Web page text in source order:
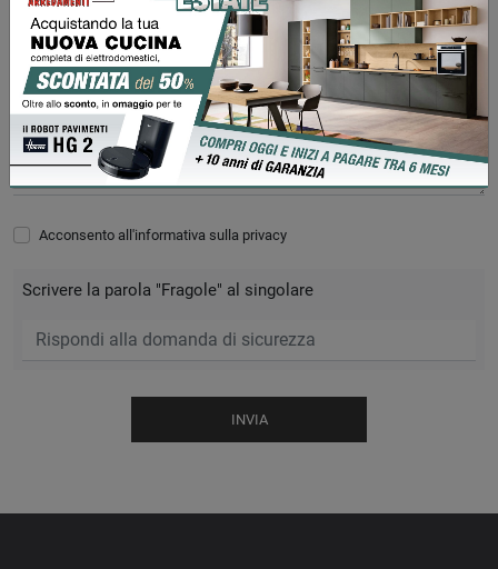
Acconsento all'informativa sulla privacy
Scrivere la parola "Fragole" al singolare
INVIA